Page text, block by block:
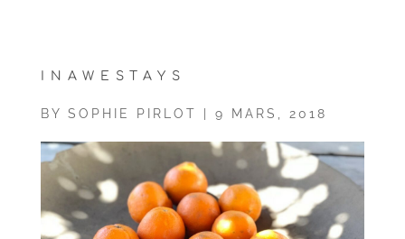
INAWESTAYS
BY SOPHIE PIRLOT 9 MARS, 2018